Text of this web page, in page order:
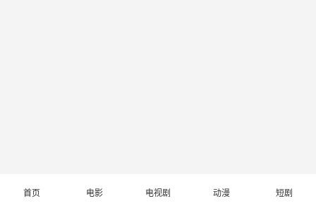
首页 电影 电视剧 动漫 短剧